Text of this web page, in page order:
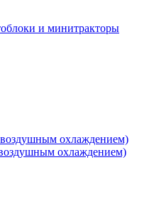
и минитракторы
охлаждением)
охлаждением)